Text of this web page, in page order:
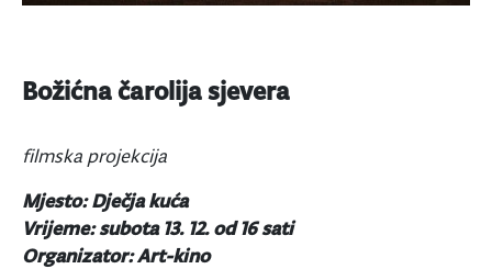
Božićna čarolija sjevera
filmska projekcija
Mjesto: Dječja kuća
Vrijeme: subota 13. 12. od 16 sati
Organizator: Art-kino